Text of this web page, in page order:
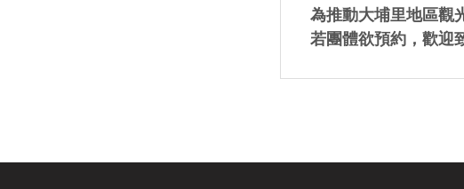
為推動大埔里地區觀
若團體欲預約，歡迎